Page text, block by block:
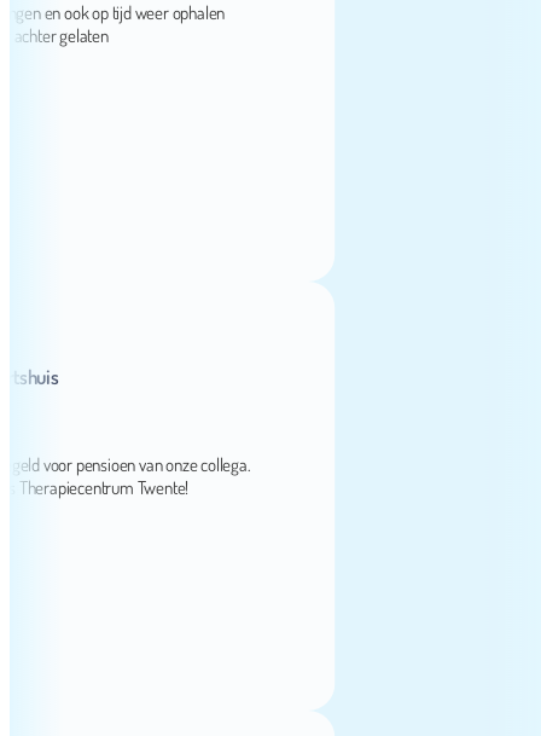
en ook op tijd weer ophalen
gelaten
pensioen van onze collega.
Twente!